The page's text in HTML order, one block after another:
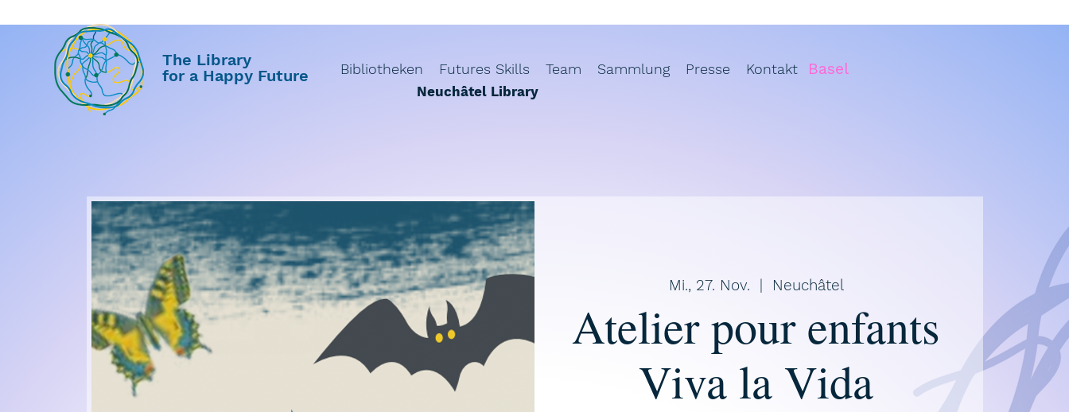
The Library
for a Happy Future
Bibliotheken Futures Skills Team Sammlung Presse Kontakt Basel
Neuchâtel Library
Mi., 27. Nov.
  |
Neuchâtel
Atelier pour enfants
Viva la Vida